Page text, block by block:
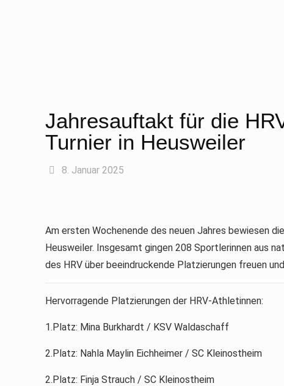
Jahresauftakt für die
Turnier in Heusweiler
8. Januar 2025
Am ersten Wochenende des neuen Jahres bewiesen
Heusweiler. Insgesamt gingen 208 Sportlerinnen aus
des HRV über beeindruckende Platzierungen freuen
Hervorragende Platzierungen der HRV-Athletinnen:
1.Platz: Mina Burkhardt / KSV Waldaschaff
2.Platz: Nahla Maylin Eichheimer / SC Kleinostheim
2.Platz: Finja Strauch / SC Kleinostheim